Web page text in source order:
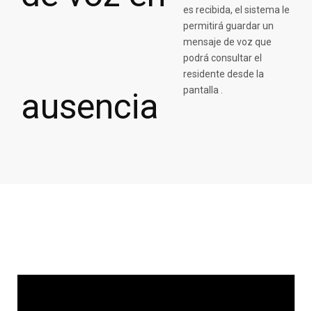
es recibida, el sistema le
permitirá guardar un
mensaje de voz que
podrá consultar el
residente desde la
pantalla .